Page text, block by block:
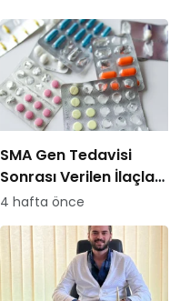
SMA Gen Tedavisi
Sonrası Verilen İlaçları
SGK Ödemeyecek!
4 hafta önce